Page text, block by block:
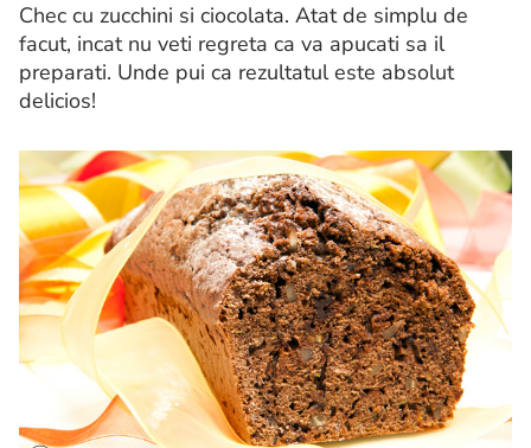
Chec cu zucchini si ciocolata. Atat de simplu de
facut, incat nu veti regreta ca va apucati sa il
preparati. Unde pui ca rezultatul este absolut
delicios!